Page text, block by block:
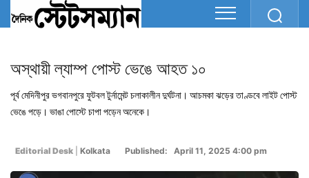
অস্থায়ী ল্যাম্প পোস্ট ভেঙে আহত ১০
পূর্ব মেদিনীপুর ভগবানপুরে ফুটবল টুর্নামেন্ট চলাকালীন দুর্ঘটনা। আচমকা ঝড়ের তাণ্ডবে লাইট পোস্ট
ভেঙে পড়ে। ভাঙা পোস্টে চাপা পড়েন অনেকে।
Editorial Desk Kolkata Published: April 11, 2025 4:00 pm